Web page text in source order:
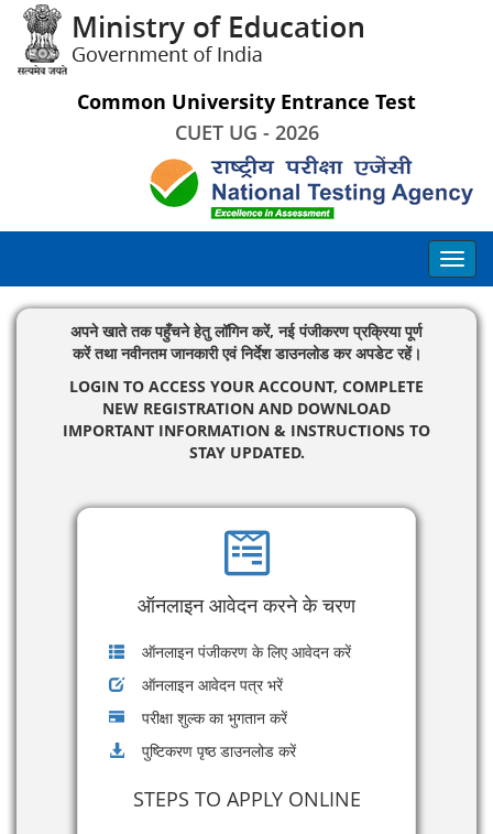
Common University Entrance Test
CUET UG - 2026
अपने खाते तक पहुँचने हेतु लॉगिन करें, नई पंजीकरण प्रक्रिया पूर्ण
करें तथा नवीनतम जानकारी एवं निर्देश डाउनलोड कर अपडेट रहें।
LOGIN TO ACCESS YOUR ACCOUNT, COMPLETE
NEW REGISTRATION AND DOWNLOAD
IMPORTANT INFORMATION & INSTRUCTIONS TO
STAY UPDATED.
ऑनलाइन आवेदन करने के चरण
ऑनलाइन पंजीकरण के लिए आवेदन करें
ऑनलाइन आवेदन पत्र भरें
परीक्षा शुल्क का भुगतान करें
पुष्टिकरण पृष्ठ डाउनलोड करें
STEPS TO APPLY ONLINE